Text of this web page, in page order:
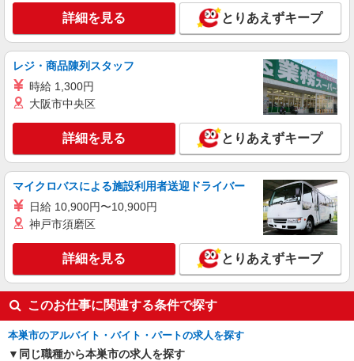
割手当・地域手当（規定に応じて支給） ★交通費
別途支給（規定あり） ゜+゜・。○。・゜+゜ 入社
祝い金10万円支給(規定有) お友達を紹介頂くと, イ
ンセンティブ支給(規定有) ゜・。○。・゜+゜・。
時給1500円〜1700円（経験・能力による） ※
残業代支給 ★交通費別途支給（規定あり） ゜
+゜・。○。・゜+゜・。○。・゜+゜ 入社祝い金10
ィブ支給(規定有) ★月2回払い・週払い可能（規程
有）★ ゜・。○。・゜+゜・。○。・゜+゜
岐阜県本巣市のY!mobileショップ
キープ 詳細を見る
詳細を見る とりあえずキープ
レジ・商品陳列スタッフ
時給 1,300円
大阪市中央区
詳細を見る とりあえずキープ
マイクロバスによる施設利用者送迎ドライバー
日給 10,900円〜10,900円
神戸市須磨区
詳細を見る とりあえずキープ
このお仕事に関連する条件で探す
本巣市のアルバイト・バイト・パートの求人を探す
同じ職種から本巣市の求人を探す